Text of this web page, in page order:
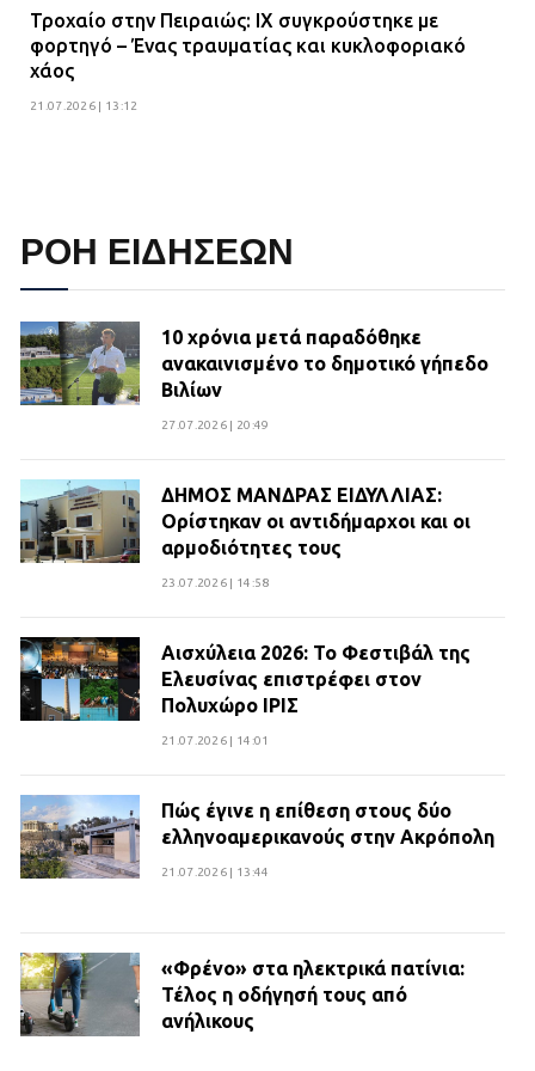
Τροχαίο στην Πειραιώς: ΙΧ συγκρούστηκε με
φορτηγό – Ένας τραυματίας και κυκλοφοριακό
χάος
21.07.2026 | 13:12
ΡΟΗ ΕΙΔΗΣΕΩΝ
10 χρόνια μετά παραδόθηκε
ανακαινισμένο το δημοτικό γήπεδο
Βιλίων
27.07.2026 | 20:49
ΔΗΜΟΣ ΜΑΝΔΡΑΣ ΕΙΔΥΛΛΙΑΣ:
Ορίστηκαν οι αντιδήμαρχοι και οι
αρμοδιότητες τους
23.07.2026 | 14:58
Αισχύλεια 2026: Το Φεστιβάλ της
Ελευσίνας επιστρέφει στον
Πολυχώρο ΙΡΙΣ
21.07.2026 | 14:01
Πώς έγινε η επίθεση στους δύο
ελληνοαμερικανούς στην Ακρόπολη
21.07.2026 | 13:44
«Φρένο» στα ηλεκτρικά πατίνια:
Τέλος η οδήγησή τους από
ανήλικους